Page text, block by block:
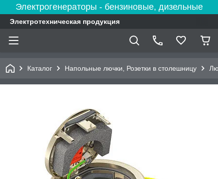
Электрогенераторы - бензиновые, дизельные
Электротехническая продукция
Каталог Напольные лючки, Розетки в столешницу